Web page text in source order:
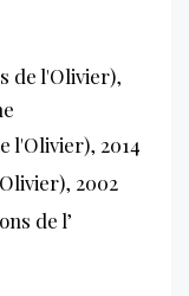
de l'Olivier),
l'Olivier), 2014
2002
de l’